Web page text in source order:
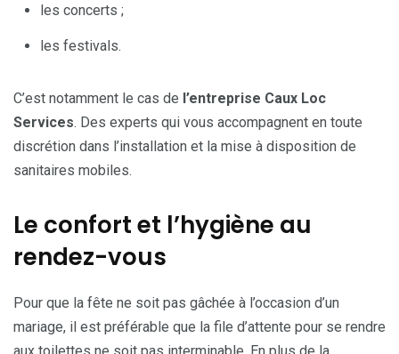
les concerts ;
les festivals.
C’est notamment le cas de l’entreprise Caux Loc
Services. Des experts qui vous accompagnent en toute
discrétion dans l’installation et la mise à disposition de
sanitaires mobiles.
Le confort et l’hygiène au
rendez-vous
Pour que la fête ne soit pas gâchée à l’occasion d’un
mariage, il est préférable que la file d’attente pour se rendre